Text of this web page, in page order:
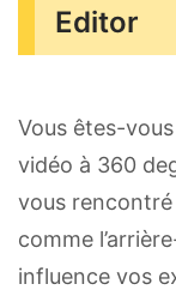
Editor
Vous êtes-
vidéo à 360
vous rencontré
comme
influence vos